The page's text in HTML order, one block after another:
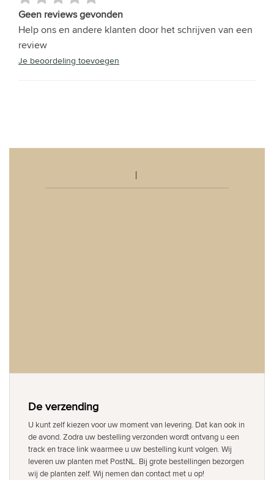
Geen reviews gevonden
Help ons en andere klanten door het schrijven van een
review
Je beoordeling toevoegen
De verzending
U kunt zelf kiezen voor uw moment van levering. Dat kan ook in
de avond. Zodra uw bestelling verzonden wordt ontvang u een
track en trace link waarmee u uw bestelling kunt volgen. Wij
leveren uw planten met PostNL. Bij grote bestellingen bezorgen
wij de planten zelf. Wij nemen dan contact met u op!